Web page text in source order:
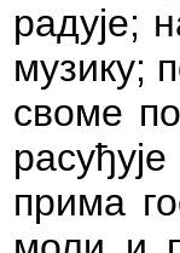
радује;
музику;
своме
прима